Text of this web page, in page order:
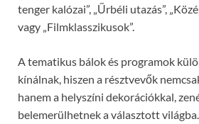
tenger kalózai”, „Űrbéli utazás”,
vagy „Filmklasszikusok”.
A tematikus bálok és programok
kínálnak, hiszen a résztvevők
hanem a helyszíni dekorációkkal,
belemerülhetnek a választott